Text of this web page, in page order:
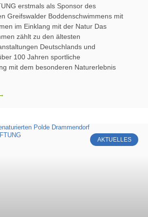
erstmals als Sponsor des
Greifswalder Boddenschwimmens mit
im Einklang mit der Natur Das
zählt zu den ältesten
Deutschlands und
100 Jahren sportliche
mit dem besonderen Naturerlebnis
AKTUELLES